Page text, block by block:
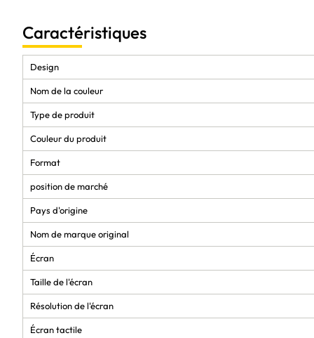
Caractéristiques
Design
Nom de la couleur
Type de produit
Couleur du produit
Format
position de marché
Pays d'origine
Nom de marque original
Écran
Taille de l'écran
Résolution de l'écran
Écran tactile